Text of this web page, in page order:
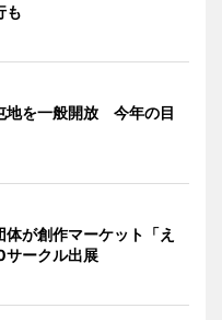
も
地を一般開放 今年の目
が創作マーケット「え
ークル出展